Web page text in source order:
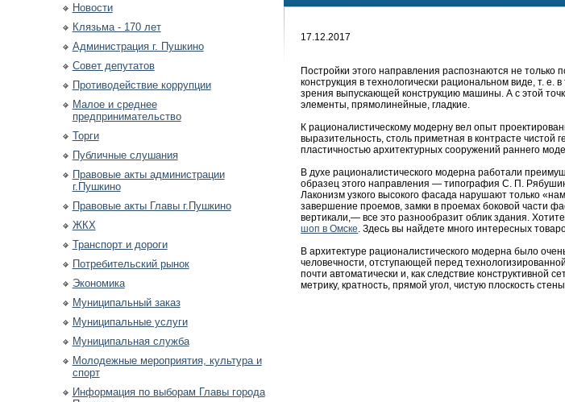
Новости
Клязьма - 170 лет
Администрация г. Пушкино
Совет депутатов
Противодействие коррупции
Малое и среднее
предпринимательство
Торги
Публичные слушания
Правовые акты администрации
г.Пушкино
Правовые акты Главы г.Пушкино
ЖКХ
Транспорт и дороги
Потребительский рынок
Экономика
Муниципальный заказ
Муниципальные услуги
Муниципальная служба
Молодежные мероприятия, культура и
спорт
Информация по выборам Главы города
17.12.2017
Постройки этого направления распознаются не только
конструкция в технологически рациональном виде, т. е.
зрения выпускающей конструкцию машины. А с этой
элементы, прямолинейные, гладкие.
К рационалистическому модерну вел опыт
выразительность, столь приметная в контрасте
пластичностью архитектурных сооружений раннего
В духе рационалистического модерна работали
образец этого направления — типография С. П.
Лаконизм узкого высокого фасада нарушают только
завершение проемов, замки в проемах боковой части
вертикали,— все это разнообразит облик здания.
шоп в Омске. Здесь вы найдете много интересных
В архитектуре рационалистического модерна было
человечности, отступающей перед
почти автоматически и, как следствие конструктивной
метрику, кратность, прямой угол, чистую плоскость